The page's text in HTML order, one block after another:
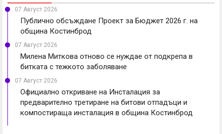
07 Август 2026
Публично обсъждане Проект за Бюджет 2026 г. на
община Костинброд
07 Август 2026
Милена Миткова отново се нуждае от подкрепа в
битката с тежкото заболяване
07 Август 2026
Официално откриване на Инсталация за
предварително третиране на битови отпадъци и
компостираща инсталация в община Костинброд